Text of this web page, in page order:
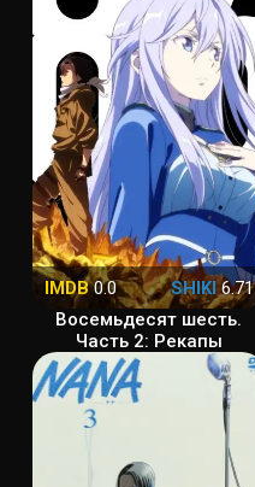
IMDB0.0 SHIKI6.71
Восемьдесят шесть.
Часть 2: Рекапы